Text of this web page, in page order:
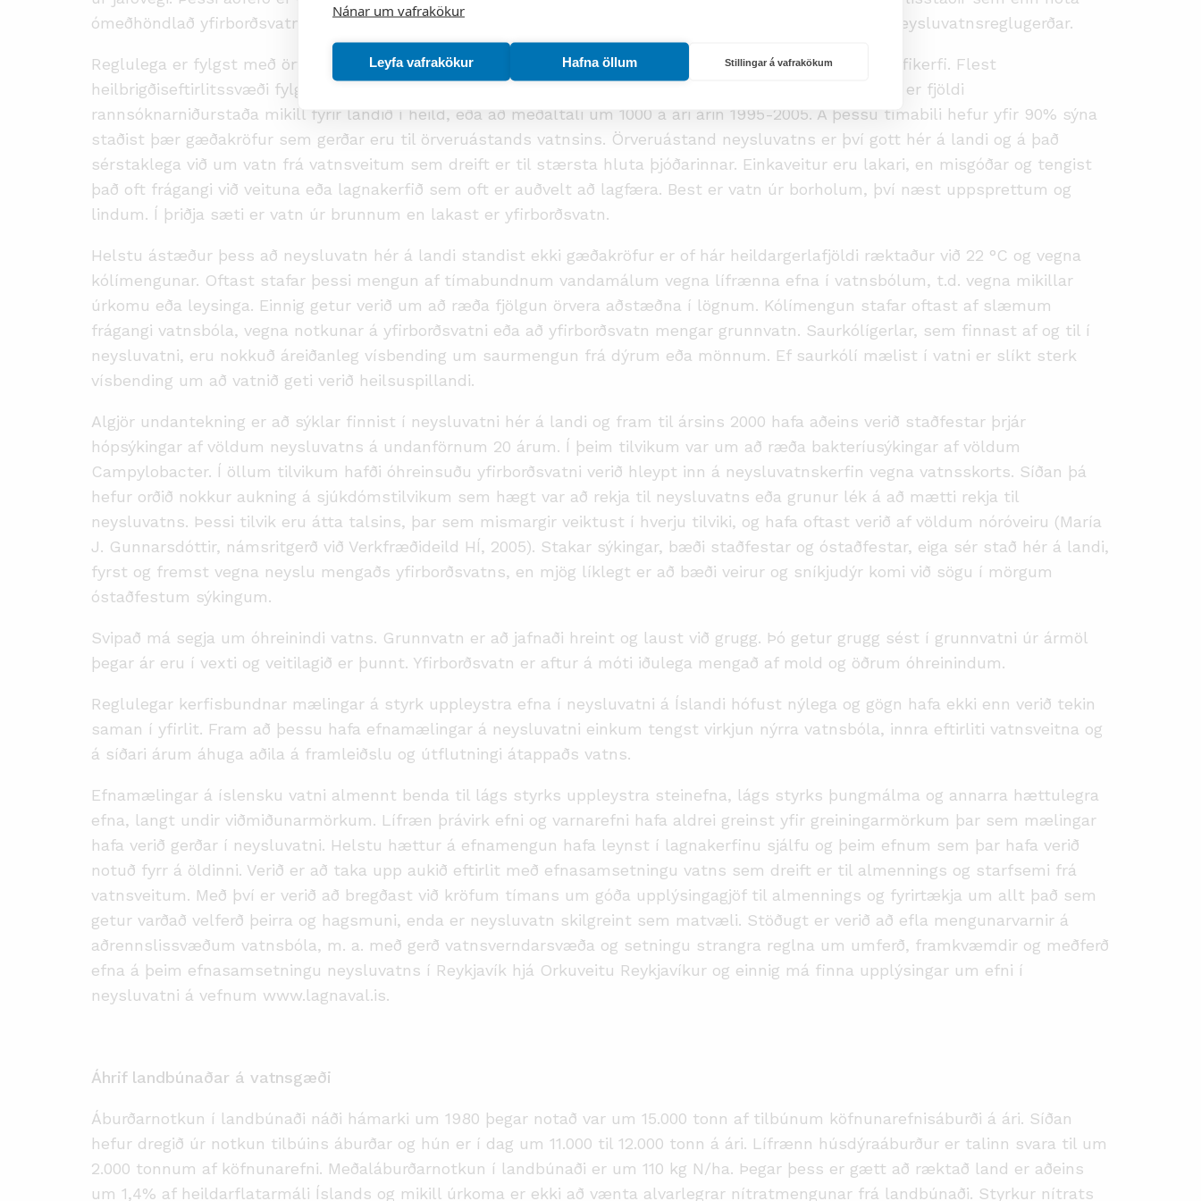
Nánar um vafrakökur
Leyfa vafrakökur Hafna öllum Stillingar á vafrakökum
ómeðhöndlað yfirborðsvatn. Eftirlitsrannsóknir sýna að þetta vatn er oft mengað og stenst ekki ákvæði neysluvatnsreglugerðar.
Reglulega er fylgst með örveruástandi neysluvatns hér á landi og sýnatakan fer fram í vatnsbóli eða dreifikerfi. Flest
heilbrigðiseftirlitssvæði fylgja ákvæðum neysluvatnsreglugerðar um fyrirkomulag og tíðni greininga og því er fjöldi
rannsóknarniðurstaða mikill fyrir landið í heild, eða að meðaltali um 1000 á ári árin 1995-2005. Á þessu tímabili hefur yfir 90% sýna
staðist þær gæðakröfur sem gerðar eru til örveruástands vatnsins. Örveruástand neysluvatns er því gott hér á landi og á það
sérstaklega við um vatn frá vatnsveitum sem dreift er til stærsta hluta þjóðarinnar. Einkaveitur eru lakari, en misgóðar og tengist
það oft frágangi við veituna eða lagnakerfið sem oft er auðvelt að lagfæra. Best er vatn úr borholum, því næst uppsprettum og
lindum. Í þriðja sæti er vatn úr brunnum en lakast er yfirborðsvatn.
Helstu ástæður þess að neysluvatn hér á landi standist ekki gæðakröfur er of hár heildargerlafjöldi ræktaður við 22 °C og vegna
kólímengunar. Oftast stafar þessi mengun af tímabundnum vandamálum vegna lífrænna efna í vatnsbólum, t.d. vegna mikillar
úrkomu eða leysinga. Einnig getur verið um að ræða fjölgun örvera aðstæðna í lögnum. Kólímengun stafar oftast af slæmum
frágangi vatnsbóla, vegna notkunar á yfirborðsvatni eða að yfirborðsvatn mengar grunnvatn. Saurkólígerlar, sem finnast af og til í
neysluvatni, eru nokkuð áreiðanleg vísbending um saurmengun frá dýrum eða mönnum. Ef saurkólí mælist í vatni er slíkt sterk
vísbending um að vatnið geti verið heilsuspillandi.
Algjör undantekning er að sýklar finnist í neysluvatni hér á landi og fram til ársins 2000 hafa aðeins verið staðfestar þrjár
hópsýkingar af völdum neysluvatns á undanförnum 20 árum. Í þeim tilvikum var um að ræða bakteríusýkingar af völdum
Campylobacter. Í öllum tilvikum hafði óhreinsuðu yfirborðsvatni verið hleypt inn á neysluvatnskerfin vegna vatnsskorts. Síðan þá
hefur orðið nokkur aukning á sjúkdómstilvikum sem hægt var að rekja til neysluvatns eða grunur lék á að mætti rekja til
neysluvatns. Þessi tilvik eru átta talsins, þar sem mismargir veiktust í hverju tilviki, og hafa oftast verið af völdum nóróveiru (María
J. Gunnarsdóttir, námsritgerð við Verkfræðideild HÍ, 2005). Stakar sýkingar, bæði staðfestar og óstaðfestar, eiga sér stað hér á landi,
fyrst og fremst vegna neyslu mengaðs yfirborðsvatns, en mjög líklegt er að bæði veirur og sníkjudýr komi við sögu í mörgum
óstaðfestum sýkingum.
Svipað má segja um óhreinindi vatns. Grunnvatn er að jafnaði hreint og laust við grugg. Þó getur grugg sést í grunnvatni úr ármöl
þegar ár eru í vexti og veitilagið er þunnt. Yfirborðsvatn er aftur á móti iðulega mengað af mold og öðrum óhreinindum.
Reglulegar kerfisbundnar mælingar á styrk uppleystra efna í neysluvatni á Íslandi hófust nýlega og gögn hafa ekki enn verið tekin
saman í yfirlit. Fram að þessu hafa efnamælingar á neysluvatni einkum tengst virkjun nýrra vatnsbóla, innra eftirliti vatnsveitna og
á síðari árum áhuga aðila á framleiðslu og útflutningi átappaðs vatns.
Efnamælingar á íslensku vatni almennt benda til lágs styrks uppleystra steinefna, lágs styrks þungmálma og annarra hættulegra
efna, langt undir viðmiðunarmörkum. Lífræn þrávirk efni og varnarefni hafa aldrei greinst yfir greiningarmörkum þar sem mælingar
hafa verið gerðar í neysluvatni. Helstu hættur á efnamengun hafa leynst í lagnakerfinu sjálfu og þeim efnum sem þar hafa verið
notuð fyrr á öldinni. Verið er að taka upp aukið eftirlit með efnasamsetningu vatns sem dreift er til almennings og starfsemi frá
vatnsveitum. Með því er verið að bregðast við kröfum tímans um góða upplýsingagjöf til almennings og fyrirtækja um allt það sem
getur varðað velferð þeirra og hagsmuni, enda er neysluvatn skilgreint sem matvæli. Stöðugt er verið að efla mengunarvarnir á
aðrennslissvæðum vatnsbóla, m. a. með gerð vatnsverndarsvæða og setningu strangra reglna um umferð, framkvæmdir og meðferð
efna á þeim efnasamsetningu neysluvatns í Reykjavík hjá Orkuveitu Reykjavíkur og einnig má finna upplýsingar um efni í
neysluvatni á vefnum www.lagnaval.is.
Áhrif landbúnaðar á vatnsgæði
Áburðarnotkun í landbúnaði náði hámarki um 1980 þegar notað var um 15.000 tonn af tilbúnum köfnunarefnisáburði á ári. Síðan
hefur dregið úr notkun tilbúins áburðar og hún er í dag um 11.000 til 12.000 tonn á ári. Lífrænn húsdýraáburður er talinn svara til um
2.000 tonnum af köfnunarefni. Meðaláburðarnotkun í landbúnaði er um 110 kg N/ha. Þegar þess er gætt að ræktað land er aðeins
um 1,4% af heildarflatarmáli Íslands og mikill úrkoma er ekki að vænta alvarlegrar nítratmengunar frá landbúnaði. Styrkur nítrats